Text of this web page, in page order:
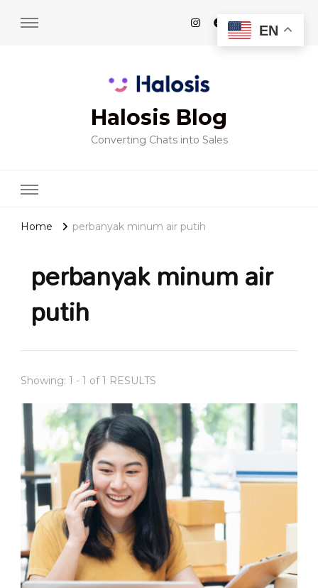
Halosis Blog
Converting Chats into Sales
Home perbanyak minum air putih
perbanyak minum air
putih
Showing: 1 - 1 of 1 RESULTS
EN